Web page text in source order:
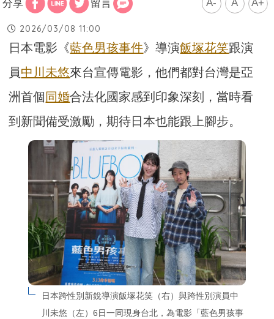
分享 留言 A- A A+
2026/03/08 11:00
日本電影《藍色男孩事件》導演飯塚花笑跟演
員中川未悠來台宣傳電影，他們都對台灣是亞
洲首個 同婚合法化國家感到印象深刻，當時看
到新聞備受激勵，期待日本也能跟上腳步。
日本跨性別新銳導演飯塚花笑（右）與跨性別演員中
川未悠（左）6日一同現身台北，為電影「藍色男孩事